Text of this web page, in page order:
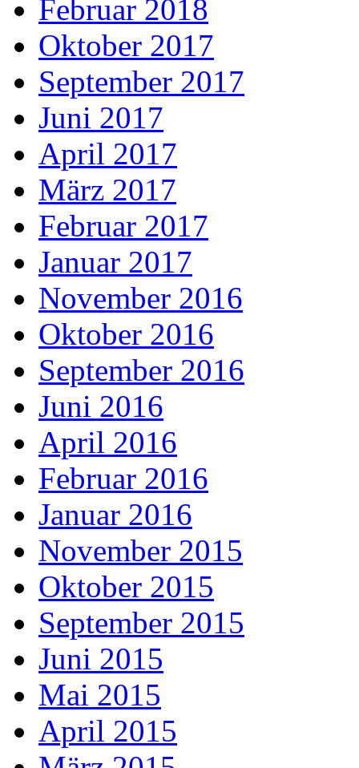
Februar 2018
Oktober 2017
September 2017
Juni 2017
April 2017
März 2017
Februar 2017
Januar 2017
November 2016
Oktober 2016
September 2016
Juni 2016
April 2016
Februar 2016
Januar 2016
November 2015
Oktober 2015
September 2015
Juni 2015
Mai 2015
April 2015